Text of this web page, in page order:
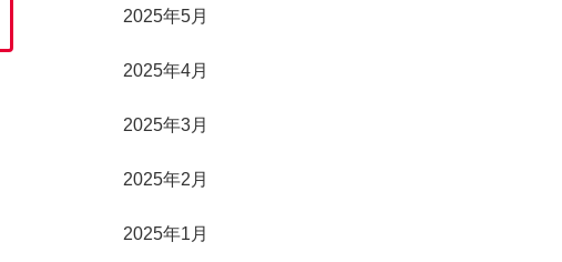
2025年5月
2025年4月
2025年3月
2025年2月
2025年1月